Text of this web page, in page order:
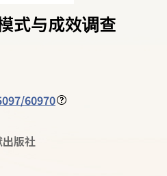
式与成效调查
60970
版社